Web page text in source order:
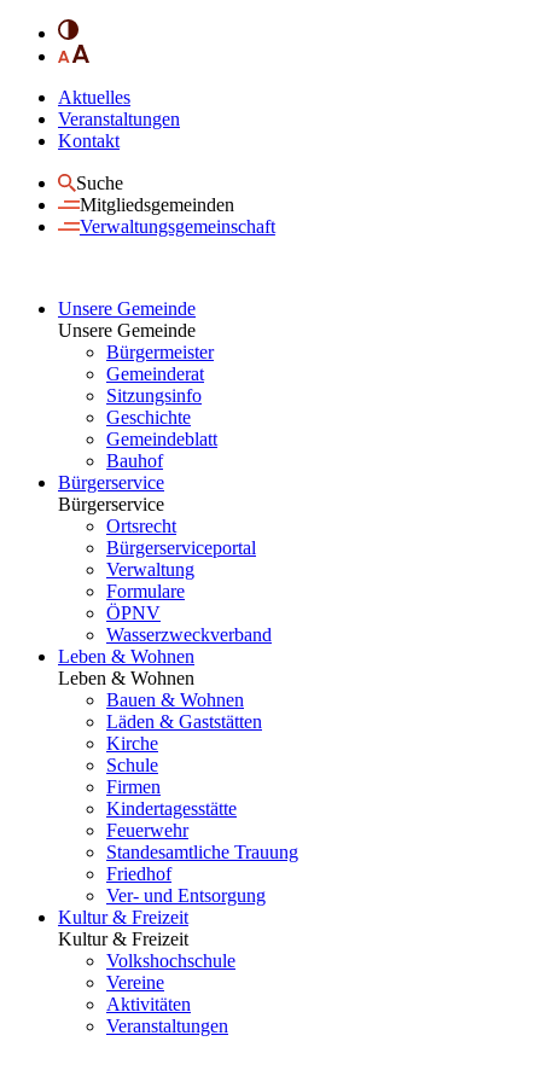
Aktuelles
Veranstaltungen
Kontakt
Suche
Mitgliedsgemeinden
Verwaltungsgemeinschaft
Unsere Gemeinde
Unsere Gemeinde
Bürgermeister
Gemeinderat
Sitzungsinfo
Geschichte
Gemeindeblatt
Bauhof
Bürgerservice
Bürgerservice
Ortsrecht
Bürgerserviceportal
Verwaltung
Formulare
ÖPNV
Wasserzweckverband
Leben & Wohnen
Leben & Wohnen
Bauen & Wohnen
Läden & Gaststätten
Kirche
Schule
Firmen
Kindertagesstätte
Feuerwehr
Standesamtliche Trauung
Friedhof
Ver- und Entsorgung
Kultur & Freizeit
Kultur & Freizeit
Volkshochschule
Vereine
Aktivitäten
Veranstaltungen